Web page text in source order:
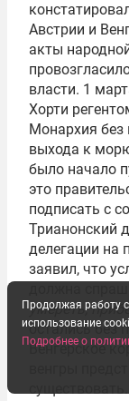
Австрии и
акты
власти. 1
Хорти
Монархия без
выхода к
было начало
это
подписать с
Трианонский
делегации на
заявил, что
умереть,
остались без
Венгерское
венгры
Продолжая работу
использование
Подробнее о